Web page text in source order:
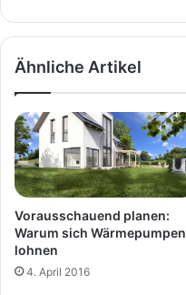
Ähnliche Artikel
Vorausschauend planen:
Warum sich Wärmepumpen
lohnen
4. April 2016